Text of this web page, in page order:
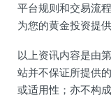
平台规则和交易流
为您的黄金投资提
以上资讯内容是由
站并不保证所提供
或适用性；亦不构成